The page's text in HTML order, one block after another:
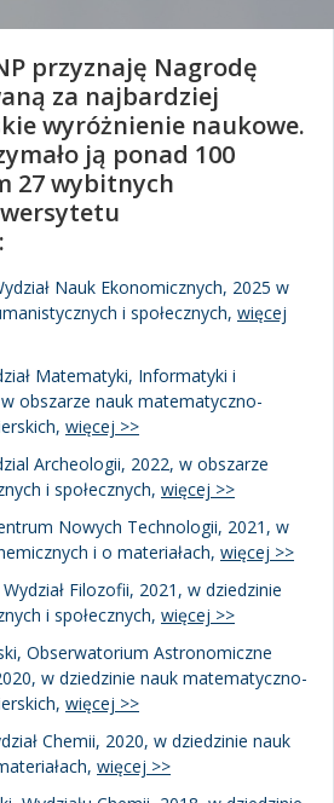
przyznaję Nagrodę
za najbardziej
wyróżnienie naukowe.
ją ponad 100
27 wybitnych
Nauk Ekonomicznych, 2025 w
i społecznych, więcej
Matematyki, Informatyki i
obszarze nauk matematyczno-
więcej >>
Archeologii, 2022, w obszarze
i społecznych, więcej >>
Nowych Technologii, 2021, w
i o materiałach, więcej >>
Filozofii, 2021, w dziedzinie
i społecznych, więcej >>
Obserwatorium Astronomiczne
w dziedzinie nauk matematyczno-
więcej >>
Chemii, 2020, w dziedzinie nauk
więcej >>